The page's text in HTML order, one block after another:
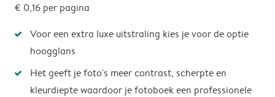
€ 0,16 per pagina
Voor een extra luxe uitstraling kies je voor de optie
hoogglans
Het geeft je foto's meer contrast, scherpte en
kleurdiepte waardoor je fotoboek een professionele